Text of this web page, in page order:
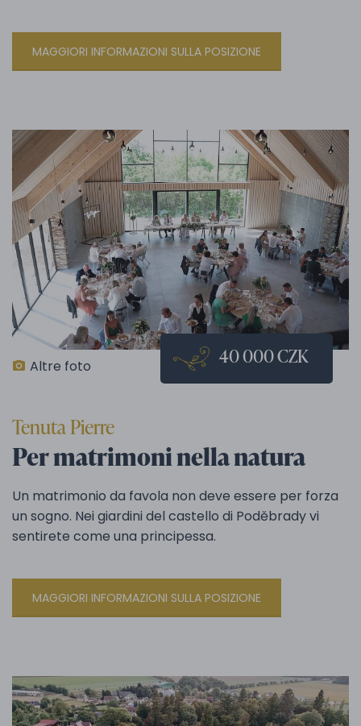
MAGGIORI INFORMAZIONI SULLA POSIZIONE
Altre foto 40 000 CZK
Tenuta Pierre
Per matrimoni nella natura
Un matrimonio da favola non deve essere per forza
un sogno. Nei giardini del castello di Poděbrady vi
sentirete come una principessa.
MAGGIORI INFORMAZIONI SULLA POSIZIONE